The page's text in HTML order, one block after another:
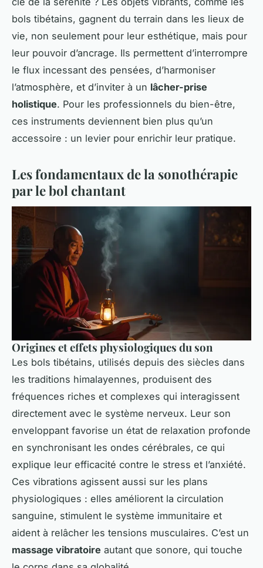
bols tibétains, gagnent du terrain dans les lieux de
vie, non seulement pour leur esthétique, mais pour
leur pouvoir d’ancrage. Ils permettent d’interrompre
le flux incessant des pensées, d’harmoniser
l’atmosphère, et d’inviter à un lâcher-prise
holistique. Pour les professionnels du bien-être,
ces instruments deviennent bien plus qu’un
accessoire : un levier pour enrichir leur pratique.
Les fondamentaux de la sonothérapie
par le bol chantant
Origines et effets physiologiques du son
Les bols tibétains, utilisés depuis des siècles dans
les traditions himalayennes, produisent des
fréquences riches et complexes qui interagissent
directement avec le système nerveux. Leur son
enveloppant favorise un état de relaxation profonde
en synchronisant les ondes cérébrales, ce qui
explique leur efficacité contre le stress et l’anxiété.
Ces vibrations agissent aussi sur les plans
physiologiques : elles améliorent la circulation
sanguine, stimulent le système immunitaire et
aident à relâcher les tensions musculaires. C’est un
massage vibratoire autant que sonore, qui touche